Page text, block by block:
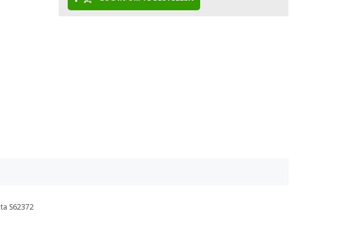
S62372